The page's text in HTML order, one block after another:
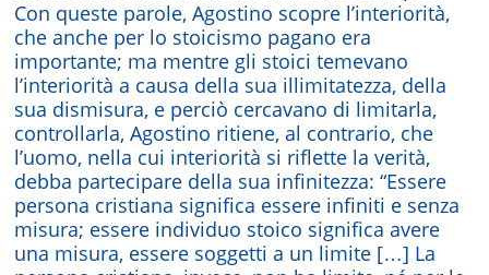
Con queste parole, Agostino scopre l’interiorità,
che anche per lo stoicismo pagano era
importante; ma mentre gli stoici temevano
l’interiorità a causa della sua illimitatezza, della
sua dismisura, e perciò cercavano di limitarla,
controllarla, Agostino ritiene, al contrario, che
l’uomo, nella cui interiorità si riflette la verità,
debba partecipare della sua infinitezza: “Essere
persona cristiana significa essere infiniti e senza
misura; essere individuo stoico significa avere
una misura, essere soggetti a un limite […] La